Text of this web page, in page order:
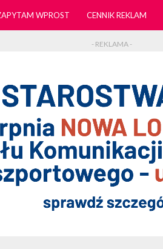
WPROST CENNIK REKLAM
- REKLAMA -